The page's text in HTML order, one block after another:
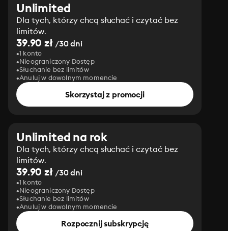
Unlimited
Dla tych, którzy chcą słuchać i czytać bez
limitów.
39.90 zł/30 dni
1 konto
Nieograniczony Dostęp
Słuchanie bez limitów
Anuluj w dowolnym momencie
Skorzystaj z promocji
Unlimited na rok
Dla tych, którzy chcą słuchać i czytać bez
limitów.
39.90 zł/30 dni
1 konto
Nieograniczony Dostęp
Słuchanie bez limitów
Anuluj w dowolnym momencie
Rozpocznij subskrypcję